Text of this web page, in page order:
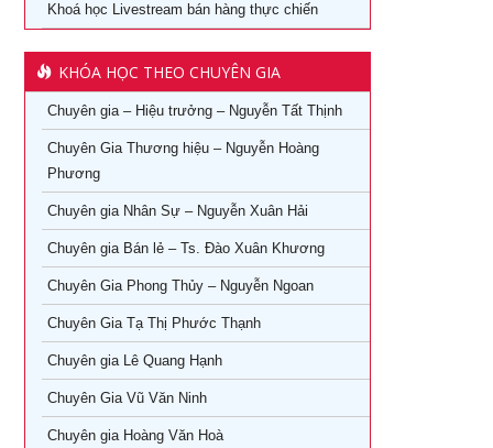
Ứng dụng AI trong bán hàng – Cách mạng hoá ngành bán
Khoá học Livestream bán hàng chuyên nghiệp từ A – Z
Khóa Học KOC PRO – Kiếm tiền từ làm video review sản
phẩm
Khóa học phong thủy cho doanh nhân tại TPHCM
Khóa Học Giám Đốc Toàn Diện tại TPHCM
Khóa Học CEO – Giám Đốc Điều Hành tại TPHCM
Khóa Học Giám Đốc Tài Chính tại TPHCM
Khóa học Giám Đốc Nhân Sự tại TPHCM
Khoá Học Giám Đốc Kinh Doanh tại TPHCM
Khóa học giám đốc Marketing tại TPHCM
Khóa học giám đốc sản xuất tại tpHCM
Khoá học Livestream bán hàng thực chiến
KHÓA HỌC THEO CHUYÊN GIA
Chuyên gia – Hiệu trưởng – Nguyễn Tất Thịnh
Chuyên Gia Thương hiệu – Nguyễn Hoàng
Phương
Chuyên gia Nhân Sự – Nguyễn Xuân Hải
Chuyên gia Bán lẻ – Ts. Đào Xuân Khương
Chuyên Gia Phong Thủy – Nguyễn Ngoan
Chuyên Gia Tạ Thị Phước Thạnh
Chuyên gia Lê Quang Hạnh
Chuyên Gia Vũ Văn Ninh
Chuyên gia Hoàng Văn Hoà